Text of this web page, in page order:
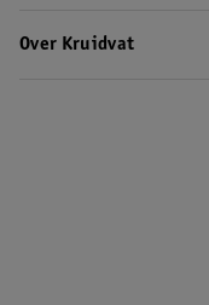
Over Kruidvat